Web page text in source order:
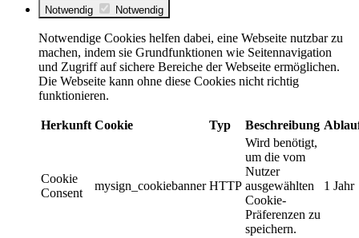
Notwendig Notwendig
Notwendige Cookies helfen dabei, eine Webseite nutzbar zu
machen, indem sie Grundfunktionen wie Seitennavigation
und Zugriff auf sichere Bereiche der Webseite ermöglichen.
Die Webseite kann ohne diese Cookies nicht richtig
funktionieren.
Herkunft Cookie Typ Beschreibung
Cookie
Consent
mysign_cookiebanner HTTP
Wird benötigt,
um die vom
Nutzer
ausgewählten
Cookie-
Präferenzen zu
speichern.
1 Jahr